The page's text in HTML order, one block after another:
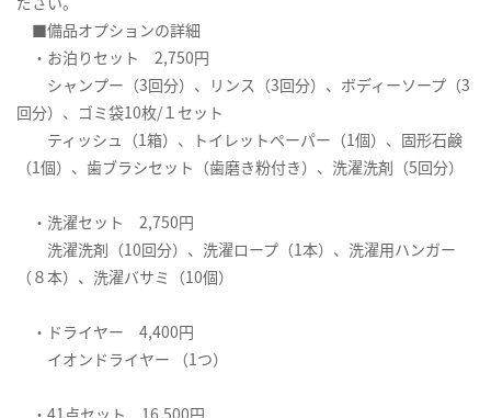
■備品オプションの詳細
・お泊りセット 2,750円
シャンプー（3回分）、リンス（3回分）、ボディーソープ（3
回分）、ゴミ袋10枚/１セット
ティッシュ（1箱）、トイレットペーパー（1個）、固形石鹸
（1個）、歯ブラシセット（歯磨き粉付き）、洗濯洗剤（5回分）
・洗濯セット 2,750円
洗濯洗剤（10回分）、洗濯ロープ（1本）、洗濯用ハンガー
（８本）、洗濯バサミ（10個）
・ドライヤー 4,400円
イオンドライヤー （1つ）